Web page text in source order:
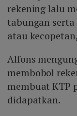
rekening lalu
tabungan serta
atau
Alfons
membobol
membuat KTP
didapatkan.